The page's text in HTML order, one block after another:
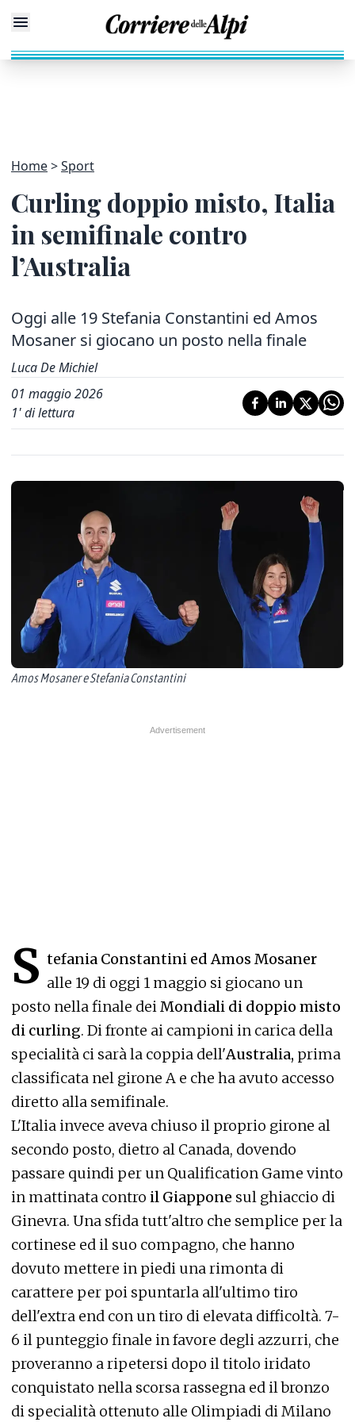
Home Sport
Curling doppio misto, Italia
in semifinale contro
l’Australia
Oggi alle 19 Stefania Constantini ed Amos
Mosaner si giocano un posto nella finale
Luca De Michiel
01 maggio 2026
1' di lettura
Amos Mosaner e Stefania Constantini
S tefania Constantini ed Amos Mosaner
alle 19 di oggi 1 maggio si giocano un
posto nella finale deiMondiali di doppio misto
di curling. Di fronte ai campioni in carica della
specialità ci sarà la coppia dell'Australia, prima
classificata nel girone A e che ha avuto accesso
diretto alla semifinale.
L'Italia invece aveva chiuso il proprio girone al
secondo posto, dietro al Canada, dovendo
passare quindi per un Qualification Game vinto
in mattinata contro il Giappone sul ghiaccio di
Ginevra. Una sfida tutt'altro che semplice per la
cortinese ed il suo compagno, che hanno
dovuto mettere in piedi una rimonta di
carattere per poi spuntarla all'ultimo tiro
dell'extra end con un tiro di elevata difficoltà. 7-
6 il punteggio finale in favore degli azzurri, che
proveranno a ripetersi dopo il titolo iridato
conquistato nella scorsa rassegna ed il bronzo
di specialità ottenuto alle Olimpiadi di Milano